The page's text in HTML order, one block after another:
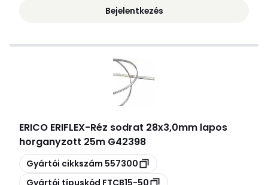
Bejelentkezés
ERICO ERIFLEX-Réz sodrat 28x3,0mm lapos
horganyzott 25m G42398
Másolás
Gyártói cikkszám 557300
Másolás
Gyártói típuskód FTCB15-50